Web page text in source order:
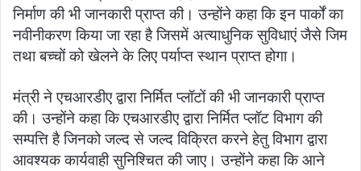
निर्माण की भी जानकारी प्राप्त की। उन्होंने कहा कि इन पार्कों का
नवीनीकरण किया जा रहा है जिसमें अत्याधुनिक सुविधाएं जैसे जिम
तथा बच्चों को खेलने के लिए पर्याप्त स्थान प्राप्त होगा।
मंत्री ने एचआरडीए द्वारा निर्मित प्लॉटों की भी जानकारी प्राप्त
की। उन्होंने कहा कि एचआरडीए द्वारा निर्मित प्लॉट विभाग की
सम्पत्ति है जिनको जल्द से जल्द विक्रित करने हेतु विभाग द्वारा
आवश्यक कार्यवाही सुनिश्चित की जाए। उन्होंने कहा कि आने